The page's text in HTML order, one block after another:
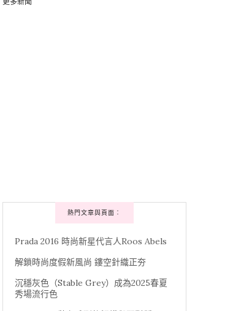
熱門文章與頁面︰
Prada 2016 時尚新星代言人Roos Abels
解鎖時尚度假新風尚 鏤空針織正夯
沉穩灰色（Stable Grey）成為2025春夏
秀場流行色